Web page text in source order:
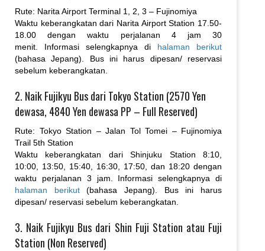
Rute: Narita Airport Terminal 1, 2, 3 – Fujinomiya
Waktu keberangkatan dari Narita Airport Station 17.50-
18.00 dengan waktu perjalanan 4 jam 30
menit. Informasi selengkapnya di halaman berikut
(bahasa Jepang). Bus ini harus dipesan/ reservasi
sebelum keberangkatan.
2. Naik Fujikyu Bus dari Tokyo Station (2570 Yen
dewasa, 4840 Yen dewasa PP – Full Reserved)
Rute: Tokyo Station – Jalan Tol Tomei – Fujinomiya
Trail 5th Station
Waktu keberangkatan dari Shinjuku Station 8:10,
10:00, 13:50, 15:40, 16:30, 17:50, dan 18:20 dengan
waktu perjalanan 3 jam. Informasi selengkapnya di
halaman berikut(bahasa Jepang). Bus ini harus
dipesan/ reservasi sebelum keberangkatan.
3. Naik Fujikyu Bus dari Shin Fuji Station atau Fuji
Station (Non Reserved)